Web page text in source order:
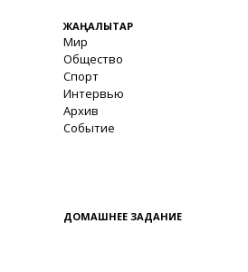
ЖАҢАЛЫҚТАР
Мир
Общество
Спорт
Интервью
Архив
Событие
ДОМАШНЕЕ ЗАДАНИЕ